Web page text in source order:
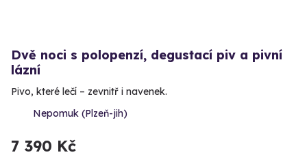
Dvě noci s polopenzí, degustací piv a pivní
lázní
Pivo, které lečí – zevnitř i navenek.
Nepomuk (Plzeň-jih)
7 390 Kč